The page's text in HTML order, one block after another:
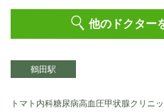
他のドクター
鶴田駅
トマト内科糖尿病高血圧甲状腺クリニ